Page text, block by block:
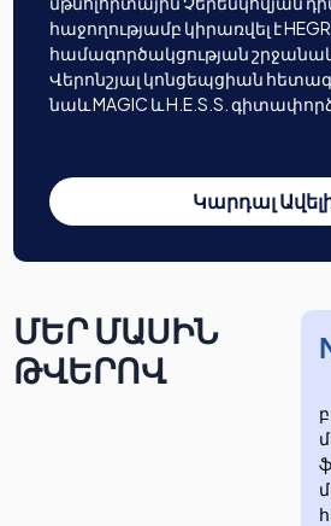
հաջողությամբ կիրառվել է
համագործակցության
Վերոնշյալ կոնցեպցիան
նաև MAGIC և H.E.S.S.
Կարդալ
ՄԵՐ ՄԱՍԻՆ
ԹՎԵՐՈՎ